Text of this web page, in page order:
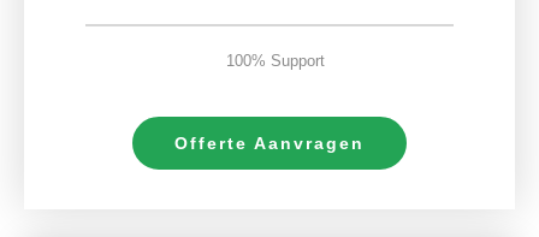
100% Support
Offerte Aanvragen